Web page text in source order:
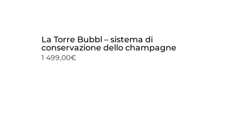
La Torre Bubbl – sistema di
conservazione dello champagne
1 499,00€